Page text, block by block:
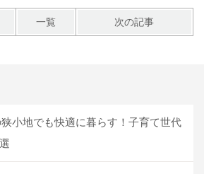
一覧 次の記事
小地でも快適に暮らす！子育て世代